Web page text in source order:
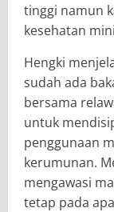
tinggi namun
kesehatan
Hengki
sudah ada
bersama
untuk
penggunaan
kerumunan.
mengawasi
tetap pada